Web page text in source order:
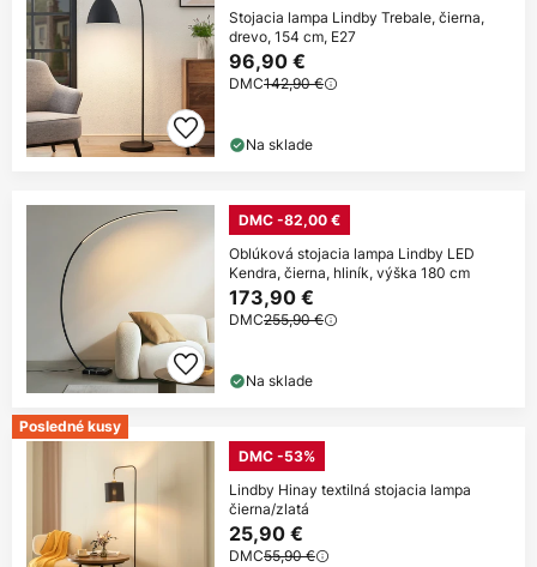
Stojacia lampa Lindby Trebale, čierna,
drevo, 154 cm, E27
96,90 €
DMC142,90 €
Na sklade
DMC -82,00 €
Oblúková stojacia lampa Lindby LED
Kendra, čierna, hliník, výška 180 cm
173,90 €
DMC255,90 €
Na sklade
Posledné kusy
DMC -53%
Lindby Hinay textilná stojacia lampa
čierna/zlatá
25,90 €
DMC55,90 €